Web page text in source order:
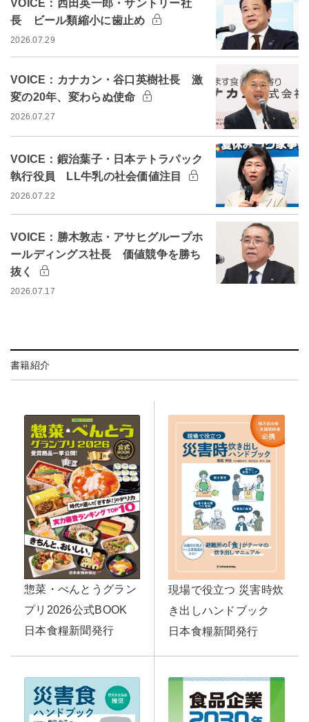
VOICE：西田英一郎・サントリー社
長 ビール類縮小に歯止め
2026.07.29
VOICE：カナカン・谷口英樹社長 激
変の20年、変わらぬ使命
2026.07.27
VOICE：鍜治葉子・日本テトラパック
執行役員 LL牛乳の社会価値注目
2026.07.22
VOICE：勝木敦志・アサヒグループホ
ールディングス社長 価値競争を勝ち
抜く
2026.07.17
書籍紹介
惣菜・べんとうグラン
プリ2026公式BOOK
日本食糧新聞発行
現場で役立つ 災害時炊
き出しハンドブック
日本食糧新聞発行